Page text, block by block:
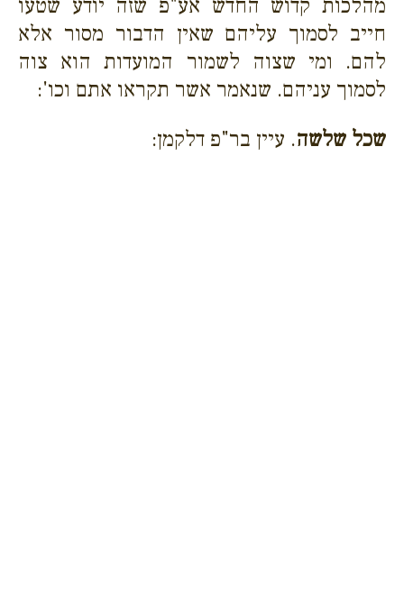
מהלכות קדוש החדש אע"פ שזה יודע שטעו
חייב לסמוך עליהם שאין הדבור מסור אלא
להם. ומי שצוה לשמור המועדות הוא צוה
לסמוך עניהם. שנאמר אשר תקראו אתם וכו':
שכל שלשה. עיין בר"פ דלקמן: